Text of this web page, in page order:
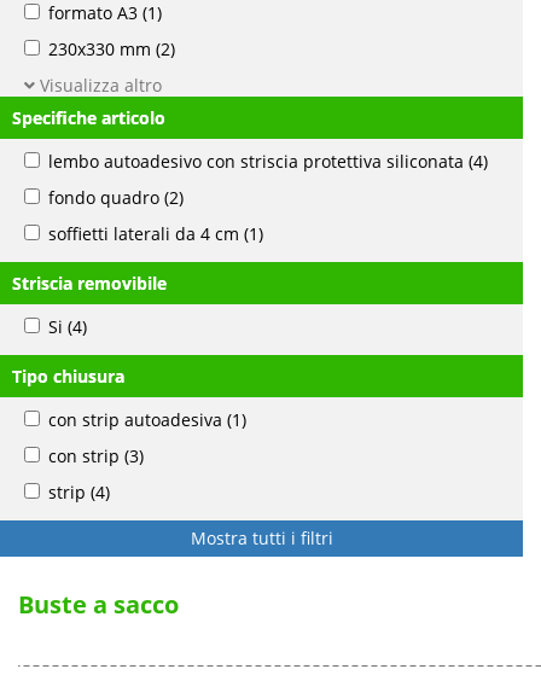
formato A3 (1)
230x330 mm (2)
Visualizza altro
Specifiche articolo
lembo autoadesivo con striscia protettiva siliconata (4)
fondo quadro (2)
soffietti laterali da 4 cm (1)
Striscia removibile
Si (4)
Tipo chiusura
con strip autoadesiva (1)
con strip (3)
strip (4)
Mostra tutti i filtri
Buste a sacco